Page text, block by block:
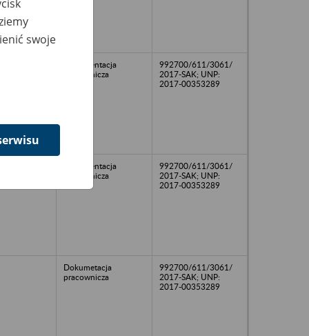
Dokumentacja
pracownicza
992700/611/3061/
2017-SAK; UNP:
2017-00353289
Dokumentacja
pracownicza
992700/611/3061/
2017-SAK; UNP:
2017-00353289
Dokumetacja
pracownicza
992700/611/3061/
2017-SAK; UNP:
2017-00353289
swoje